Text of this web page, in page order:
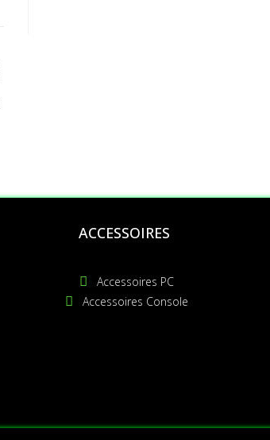
ACCESSOIRES
Accessoires PC
Accessoires Console